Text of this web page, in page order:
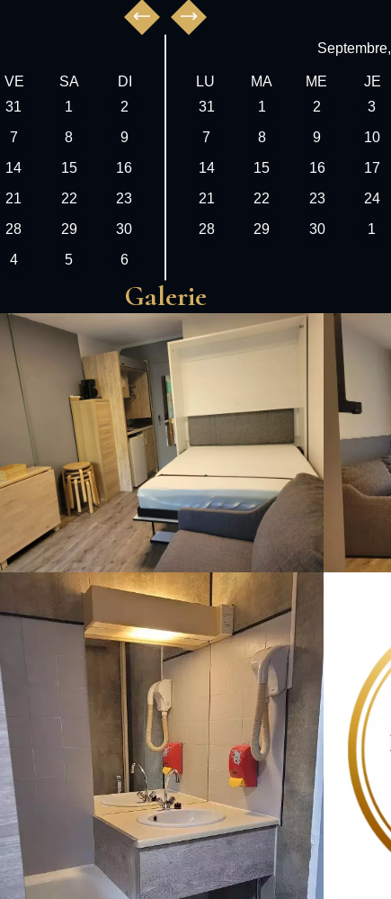
VE SA
DI
31 1
2
7 8
9
14 15
16
21 22
23
28 29
30
4 5 6
Septembre,
LU MA ME JE
31
1 2 3
7
8 9 10
14
15 16 17
21
22 23 24
28
29 30 1
Galerie